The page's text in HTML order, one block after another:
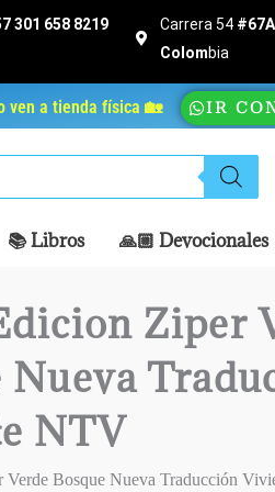
301 658 8219 Carrera 54
Colombia
ven a tienda física 🏡 IR
📚 Libros 🙏🏼 Devocionales
Ziper
Nueva
NTV
Bosque Nueva Traducción